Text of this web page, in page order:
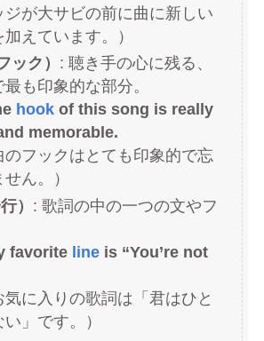
ジが大サビの前に曲に新しい
えています。）
ック） : 聴き手の心に残る、
も印象的な部分。
hookof this song is really
memorable.
のフックはとても印象的で忘
ん。）
） : 歌詞の中の一つの文やフ
favorite line is “You’re not
気に入りの歌詞は「君はひと
」です。）